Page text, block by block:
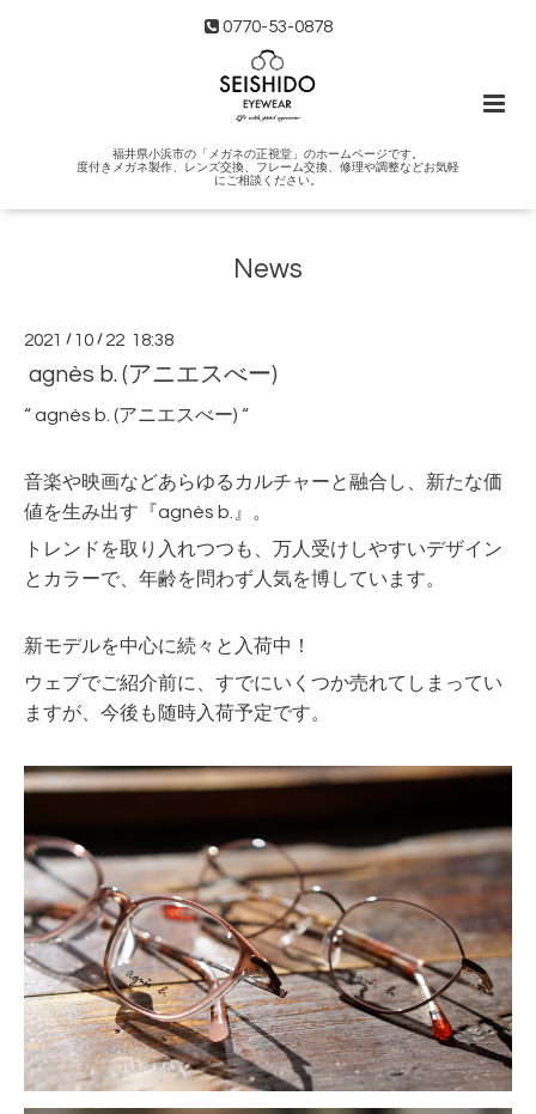
0770-53-0878
福井県小浜市の「メガネの正視堂」のホームページです。
度付きメガネ製作、レンズ交換、フレーム交換、修理や調整などお気軽
にご相談ください。
News
2021 / 10 / 22 18:38
agnès b. (アニエスべー)
“ agnès b. (アニエスべー) “
音楽や映画などあらゆるカルチャーと融合し、新たな価
値を生み出す『agnès b.』。
トレンドを取り入れつつも、万人受けしやすいデザイン
とカラーで、年齢を問わず人気を博しています。
新モデルを中心に続々と入荷中！
ウェブでご紹介前に、すでにいくつか売れてしまってい
ますが、今後も随時入荷予定です。